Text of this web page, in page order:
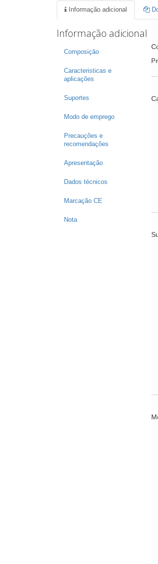
Informação adicional
Informação adicional
Composição
Caracteristicas e
aplicações
Suportes
Modo de emprego
Precauções e
recomendações
Apresentação
Dados técnicos
Marcação CE
Nota